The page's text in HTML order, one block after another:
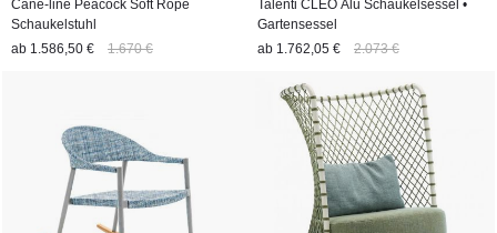
Cane-line Peacock Soft Rope
Schaukelstuhl
ab 1.586,50 € 1.670 €
Talenti CLEO Alu Schaukelsessel •
Gartensessel
ab 1.762,05 € 2.073 €